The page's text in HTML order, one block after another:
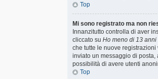
Top
Mi sono registrato ma non
Innanzitutto controlla di aver
cliccato suHo meno di 13 anni
che tutte le nuove
inviato un messaggio di
possibilità di avere utenti
Top